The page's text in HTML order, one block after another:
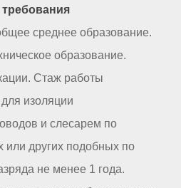
среднее образование.
образование.
Стаж работы
изоляции
и слесарем по
или других подобных по
не менее 1 года.